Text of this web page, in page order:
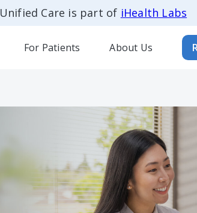
Unified Care is part of iHealth Labs
For Patients About Us